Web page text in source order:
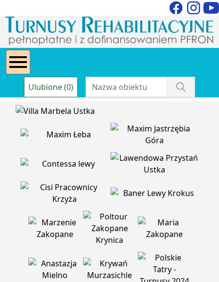
Ulubione (0)